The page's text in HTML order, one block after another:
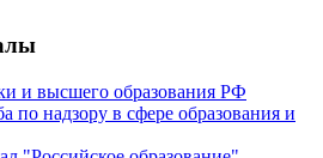
и высшего образования РФ
по надзору в сфере образования и